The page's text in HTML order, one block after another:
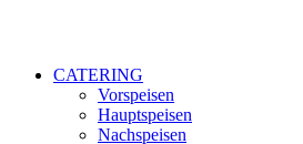
CATERING
Vorspeisen
Hauptspeisen
Nachspeisen